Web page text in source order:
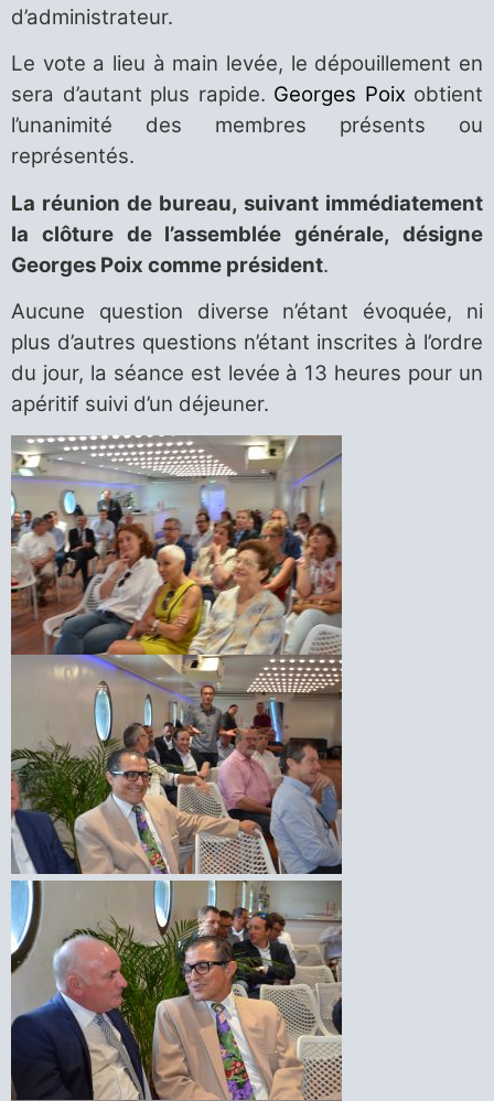
d’administrateur.
Le vote a lieu à main levée, le dépouillement en
sera d’autant plus rapide. Georges Poix obtient
l’unanimité des membres présents ou
représentés.
La réunion de bureau, suivant immédiatement
la clôture de l’assemblée générale, désigne
Georges Poix comme président.
Aucune question diverse n’étant évoquée, ni
plus d’autres questions n’étant inscrites à l’ordre
du jour, la séance est levée à 13 heures pour un
apéritif suivi d’un déjeuner.